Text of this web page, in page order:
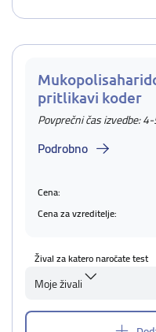
pritlikavi koder
Povprečni čas izvedbe:
Podrobno
Cena:
Cena za vzreditelje:
Žival za katero naročate test
Moje živali